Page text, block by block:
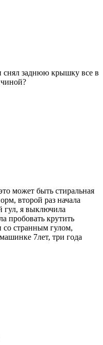
снял заднюю крышку все в
может быть стиральная
второй раз начала
гул, я выключила
пробовать крутить
со странным гулом,
7лет, три года